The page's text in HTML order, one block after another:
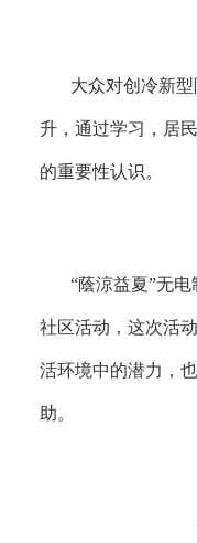
大众对创冷新
升，通过学习，居
的重要性认识。
“蔭涼益夏”无
社区活动，这次活
活环境中的潜力，
助。